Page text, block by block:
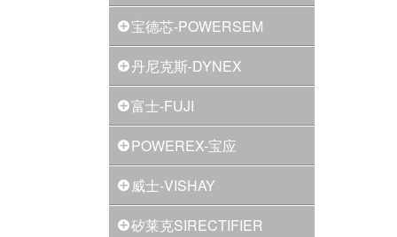
宝德芯-POWERSEM
丹尼克斯-DYNEX
富士-FUJI
POWEREX-宝应
威士-VISHAY
矽莱克SIRECTIFIER